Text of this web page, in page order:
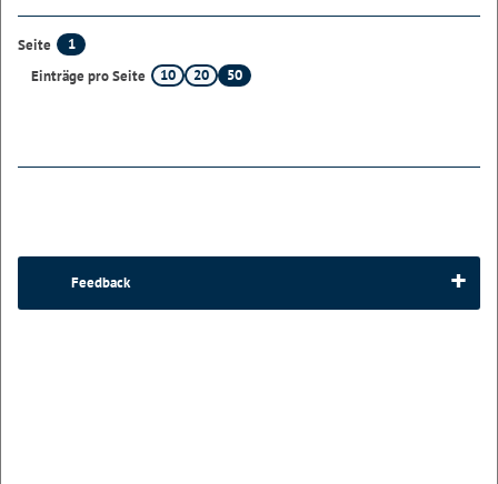
Seite
1
Einträge pro Seite
10 20 50
Feedback